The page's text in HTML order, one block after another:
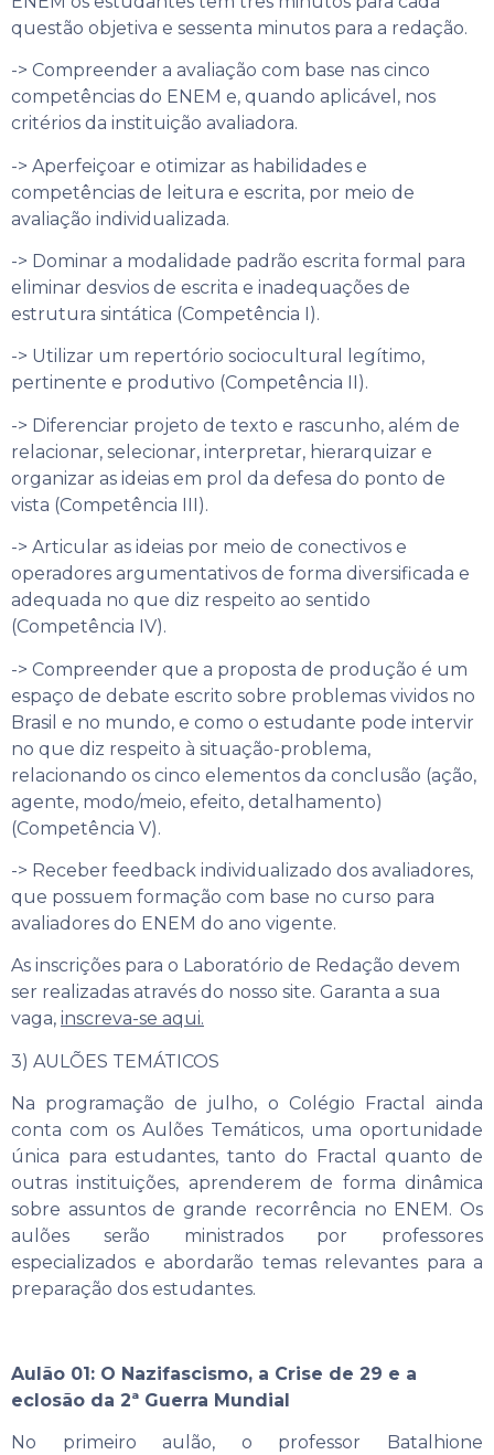
questão objetiva e sessenta minutos para a redação.
-> Compreender a avaliação com base nas cinco
competências do ENEM e, quando aplicável, nos
critérios da instituição avaliadora.
-> Aperfeiçoar e otimizar as habilidades e
competências de leitura e escrita, por meio de
avaliação individualizada.
-> Dominar a modalidade padrão escrita formal para
eliminar desvios de escrita e inadequações de
estrutura sintática (Competência I).
-> Utilizar um repertório sociocultural legítimo,
pertinente e produtivo (Competência II).
-> Diferenciar projeto de texto e rascunho, além de
relacionar, selecionar, interpretar, hierarquizar e
organizar as ideias em prol da defesa do ponto de
vista (Competência III).
-> Articular as ideias por meio de conectivos e
operadores argumentativos de forma diversificada e
adequada no que diz respeito ao sentido
(Competência IV).
-> Compreender que a proposta de produção é um
espaço de debate escrito sobre problemas vividos no
Brasil e no mundo, e como o estudante pode intervir
no que diz respeito à situação-problema,
relacionando os cinco elementos da conclusão (ação,
agente, modo/meio, efeito, detalhamento)
(Competência V).
-> Receber feedback individualizado dos avaliadores,
que possuem formação com base no curso para
avaliadores do ENEM do ano vigente.
As inscrições para o Laboratório de Redação devem
ser realizadas através do nosso site. Garanta a sua
vaga, inscreva-se aqui.
3) AULÕES TEMÁTICOS
Na programação de julho, o Colégio Fractal ainda
conta com os Aulões Temáticos, uma oportunidade
única para estudantes, tanto do Fractal quanto de
outras instituições, aprenderem de forma dinâmica
sobre assuntos de grande recorrência no ENEM. Os
aulões serão ministrados por professores
especializados e abordarão temas relevantes para a
preparação dos estudantes.
Aulão 01: O Nazifascismo, a Crise de 29 e a
eclosão da 2ª Guerra Mundial
No primeiro aulão, o professor Batalhione